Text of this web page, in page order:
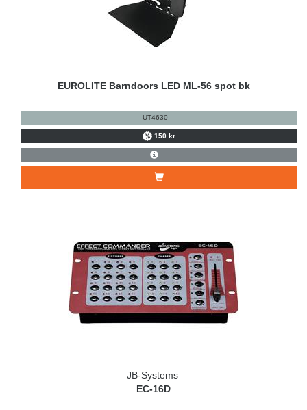
EUROLITE Barndoors LED ML-56 spot bk
UT4630
150 kr
JB-Systems
EC-16D